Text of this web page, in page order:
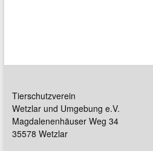
Tierschutzverein
Wetzlar und Umgebung e.V.
Magdalenenhäuser Weg 34
35578 Wetzlar